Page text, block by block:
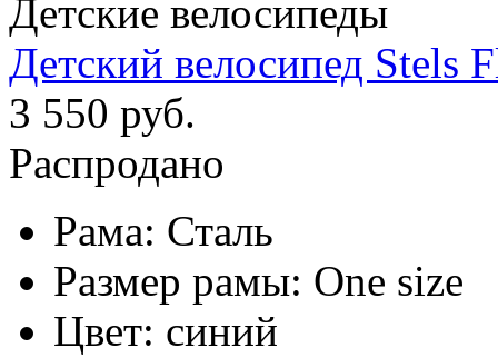
Детские велосипеды
Детский велосипед Stels
3 550 руб.
Распродано
Рама: Сталь
Размер рамы: One size
Цвет: синий